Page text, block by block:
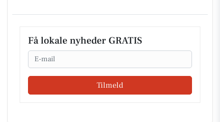
Få lokale nyheder GRATIS
Email
Tilmeld